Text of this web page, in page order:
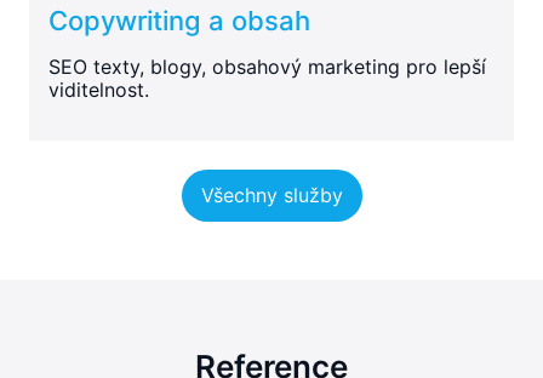
Copywriting a obsah
SEO texty, blogy, obsahový marketing pro lepší
viditelnost.
Všechny služby
Reference